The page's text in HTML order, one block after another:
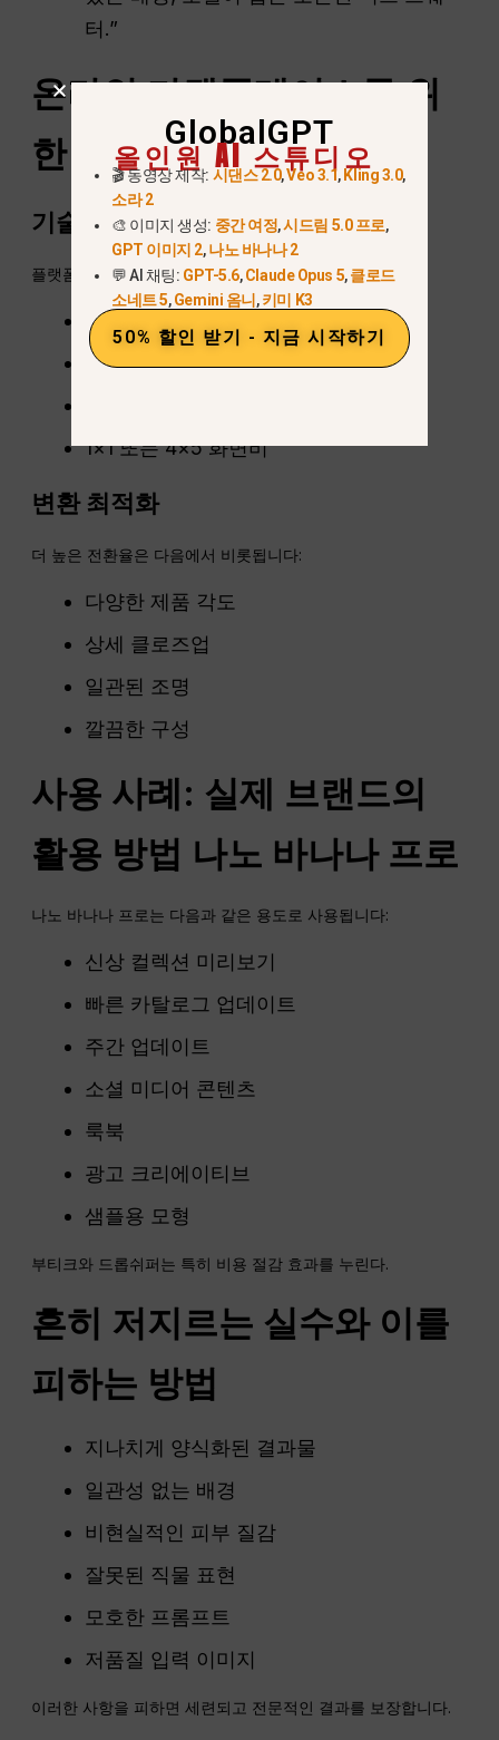
터.”
온라인 마켓플레이스를 위
한 AI 패션 이미지 최적화
기술적 최적화
플랫폼은 특정 표준을 요구합니다:
2000×2000
72–150 DPI
1×1 또는 4×5 화면비
변환 최적화
더 높은 전환율은 다음에서 비롯됩니다:
다양한 제품 각도
상세 클로즈업
일관된 조명
깔끔한 구성
사용 사례: 실제 브랜드의
활용 방법 나노 바나나 프로
나노 바나나 프로는 다음과 같은 용도로 사용됩니다:
신상 컬렉션 미리보기
빠른 카탈로그 업데이트
주간 업데이트
소셜 미디어 콘텐츠
룩북
광고 크리에이티브
샘플용 모형
부티크와 드롭쉬퍼는 특히 비용 절감 효과를 누린다.
흔히 저지르는 실수와 이를
피하는 방법
지나치게 양식화된 결과물
일관성 없는 배경
비현실적인 피부 질감
잘못된 직물 표현
모호한 프롬프트
저품질 입력 이미지
이러한 사항을 피하면 세련되고 전문적인 결과를 보장합니다.
GlobalGPT
올인원 AI 스튜디오
🎬 동영상 제작: 시댄스 2.0,Veo 3.1,Kling 3.0,
소라 2
🎨 이미지 생성: 중간 여정,시드림 5.0 프로,
GPT 이미지 2,나노 바나나 2
💬 AI 채팅: GPT-5.6,Claude Opus 5,클로드
소네트 5,Gemini 옴니,키미 K3
50% 할인 받기 - 지금 시작하기